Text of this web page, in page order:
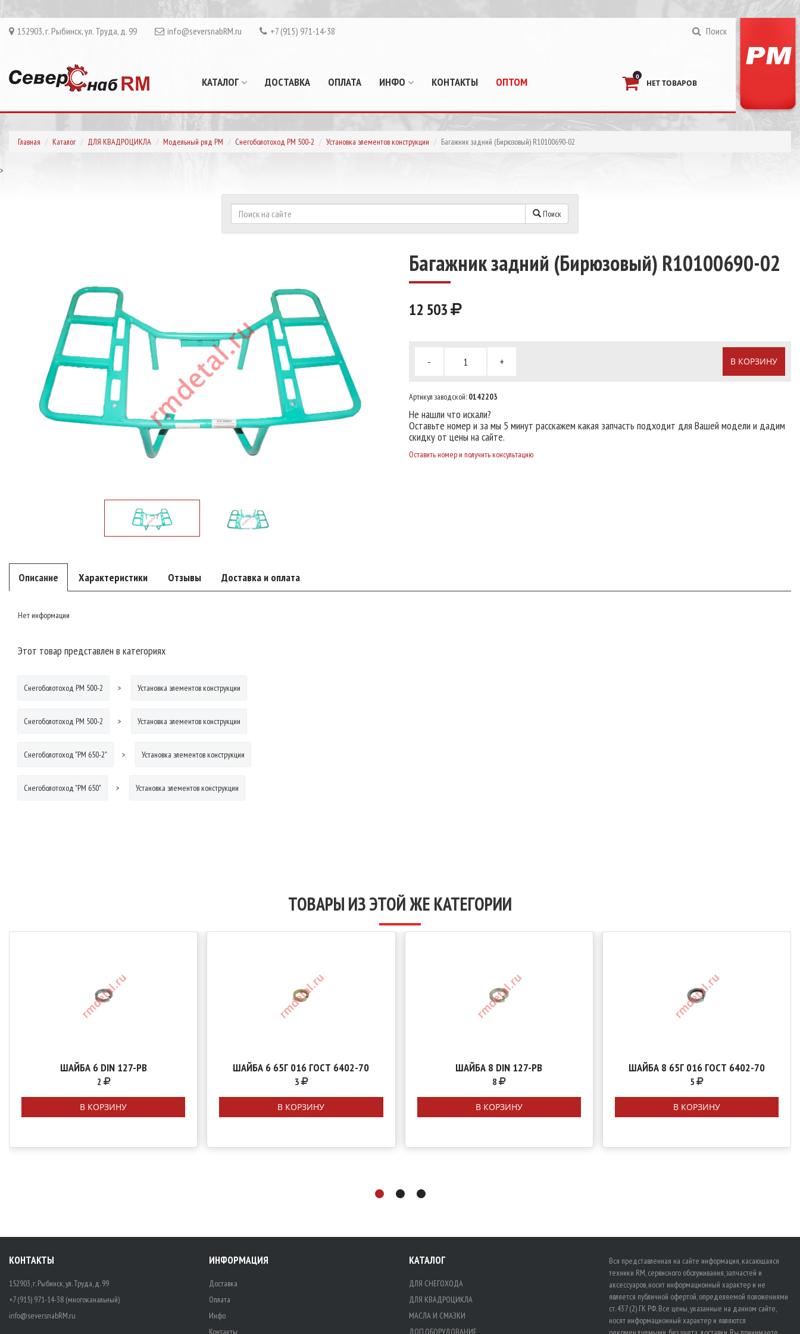
152903, г. Рыбинск, ул. Труда, д. 99 info@seversnabRM.ru +7 (915) 971-14-38 Поиск
КАТАЛОГ ДОСТАВКА ОПЛАТА ИНФО КОНТАКТЫ ОПТОМ 0
НЕТ ТОВАРОВ
Главная Каталог ДЛЯ КВАДРОЦИКЛА Модельный ряд РМ Снегоболотоход РМ 500-2 Установка элементов конструкции Багажник задний (Бирюзовый) R10100690-02
>
Поиск
Багажник задний (Бирюзовый) R10100690-02
12 503
- + В КОРЗИНУ
Артикул заводской: 0142203
Не нашли что искали?
Оставьте номер и за мы 5 минут расскажем какая запчасть подходит для Вашей модели и дадим
скидку от цены на сайте.
Оставить номер и получить консультацию
Описание Характеристики Отзывы Доставка и оплата
Нет информации
Этот товар представлен в категориях
Снегоболотоход РМ 500-2 Установка элементов конструкции
Снегоболотоход РМ 500-2 Установка элементов конструкции
Снегоболотоход "РМ 650-2" Установка элементов конструкции
Снегоболотоход "РМ 650" Установка элементов конструкции
ТОВАРЫ ИЗ ЭТОЙ ЖЕ КАТЕГОРИИ
ШАЙБА 6 DIN 127-РВ
2
В КОРЗИНУ
ШАЙБА 6 65Г 016 ГОСТ 6402-70
3
В КОРЗИНУ
ШАЙБА 8 DIN 127-PB
8
В КОРЗИНУ
ШАЙБА 8 65Г 016 ГОСТ 6402-70
5
В КОРЗИНУ
КОНТАКТЫ
152903, г. Рыбинск, ул. Труда, д. 99
+7 (915) 971-14-38 (многоканальный)
info@seversnabRM.ru
ИНФОРМАЦИЯ
Доставка
Оплата
Инфо
Контакты
КАТАЛОГ
ДЛЯ СНЕГОХОДА
ДЛЯ КВАДРОЦИКЛА
МАСЛА И СМАЗКИ
ДОП.ОБОРУДОВАНИЕ
Вся представленная на сайте информация, касающаяся
техники RM, сервисного обслуживания, запчастей и
аксессуаров, носит информационный характер и не
является публичной офертой, определяемой положениями
ст. 437 (2) ГК РФ. Все цены, указанные на данном сайте,
носят информационный характер и являются